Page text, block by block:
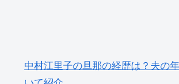
中村江里子の旦那の経歴は？夫の